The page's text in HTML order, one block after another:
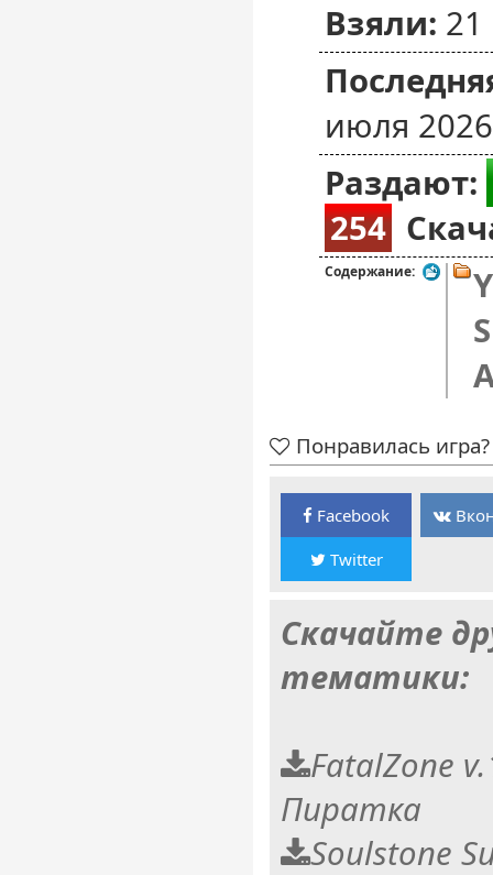
Взяли:
июля
Раздают:
254
Содержание:
Понравилась
Facebook
Twitter
Скачайте
тематики:
FatalZone
Пиратка
Soulstone